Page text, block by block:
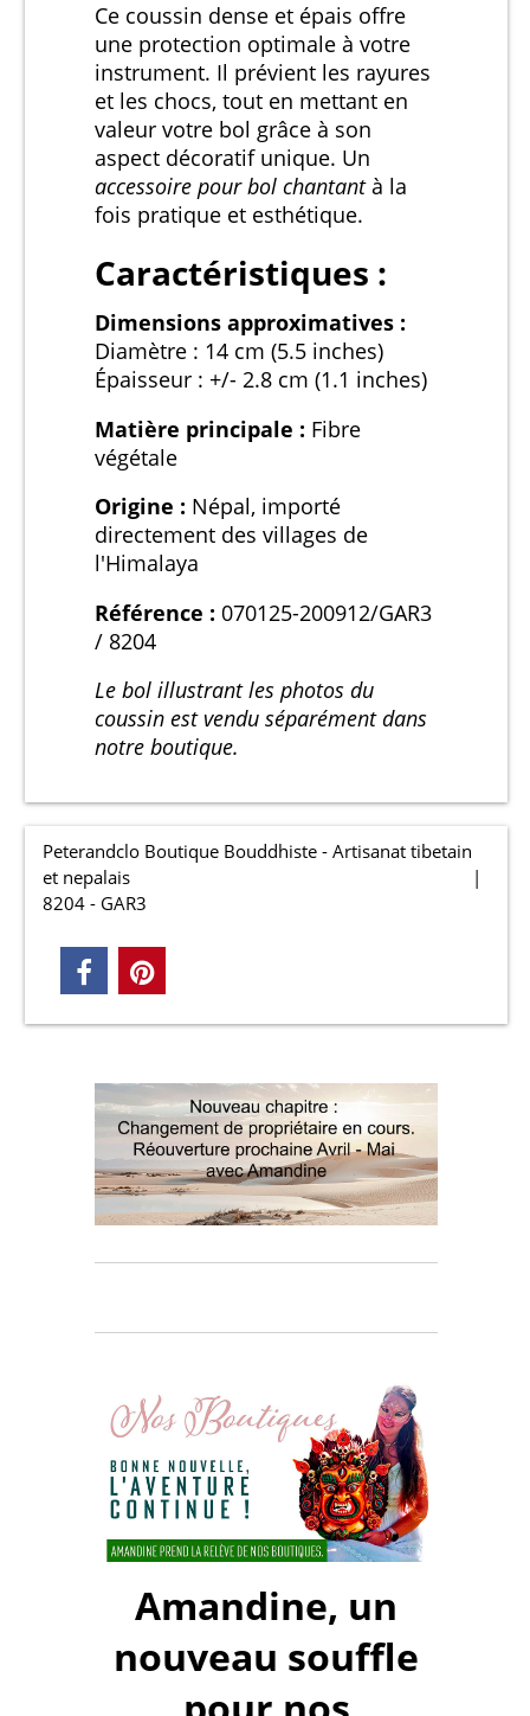
Ce coussin dense et épais offre
une protection optimale à votre
instrument. Il prévient les rayures
et les chocs, tout en mettant en
valeur votre bol grâce à son
aspect décoratif unique. Un
accessoire pour bol chantantà la
fois pratique et esthétique.
Caractéristiques :
Dimensions approximatives :
Diamètre : 14 cm (5.5 inches)
Épaisseur : +/- 2.8 cm (1.1 inches)
Matière principale : Fibre
végétale
Origine : Népal, importé
directement des villages de
l'Himalaya
Référence : 070125-200912/GAR3
/ 8204
Le bol illustrant les photos du
coussin est vendu séparément dans
notre boutique.
Peterandclo Boutique Bouddhiste - Artisanat tibetain
et nepalais
8204 - GAR3
Amandine, un
nouveau souffle